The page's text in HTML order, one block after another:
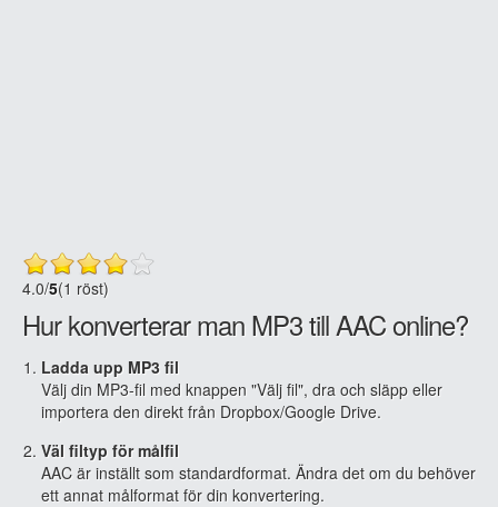
4.0/5(1 röst)
Hur konverterar man MP3 till AAC online?
Ladda upp MP3 fil
Välj din MP3-fil med knappen "Välj fil", dra och släpp eller
importera den direkt från Dropbox/Google Drive.
Väl filtyp för målfil
AAC är inställt som standardformat. Ändra det om du behöver
ett annat målformat för din konvertering.